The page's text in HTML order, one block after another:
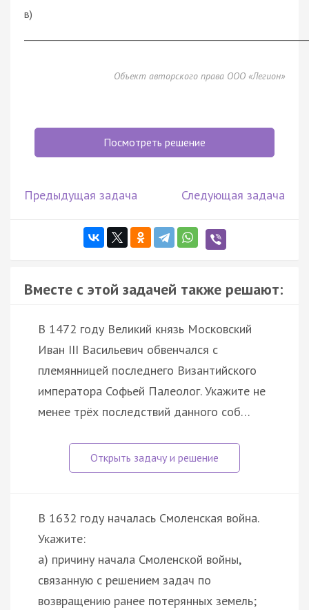
в)
Объект авторского права ООО «Легион»
Посмотреть решение
Предыдущая задача Следующая задача
Вместе с этой задачей также решают:
В 1472 году Великий князь Московский
Иван III Васильевич обвенчался с
племянницей последнего Византийского
императора Софьей Палеолог. Укажите не
менее трёх последствий данного соб…
В 1632 году началась Смоленская война.
Укажите:
а) причину начала Смоленской войны,
связанную с решением задач по
возвращению ранее потерянных земель;